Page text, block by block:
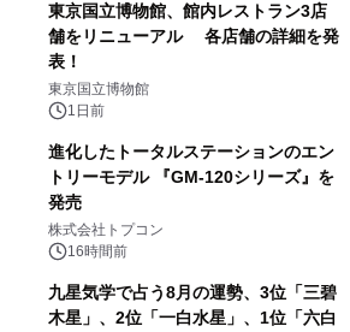
東京国立博物館、館内レストラン3店
舗をリニューアル 各店舗の詳細を発
表！
東京国立博物館
1日前
進化したトータルステーションのエン
トリーモデル 『GM-120シリーズ』を
発売
株式会社トプコン
16時間前
九星気学で占う8月の運勢、3位「三碧
木星」、2位「一白水星」、1位「六白